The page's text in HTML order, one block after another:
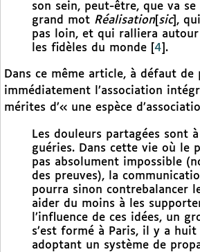
son sein, peut-être, que va
grand mot Réalisation[ sic],
pas loin, et qui ralliera
les fidèles du monde
4 .
Dans ce même article, à défaut de
immédiatement l’association
mérites d’« une espèce
Les douleurs partagées sont
guéries. Dans cette vie où le
pas absolument impossible
des preuves), la
pourra sinon contrebalancer
aider du moins à les
l’influence de ces idées, un
s’est formé à Paris, il y a huit
adoptant un système de